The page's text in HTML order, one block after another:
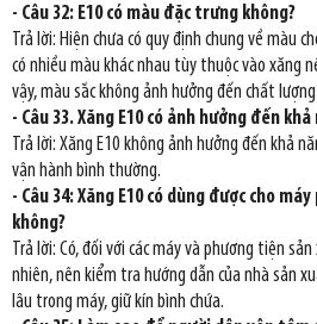
- Câu 32: E10 có màu đặc trưng không?
Trả lời: Hiện chưa có quy định chung về màu
có nhiều màu khác nhau tùy thuộc vào xăng
vậy, màu sắc không ảnh hưởng đến chất
- Câu 33. Xăng E10 có ảnh hưởng đến
Trả lời: Xăng E10 không ảnh hưởng đến khả
vận hành bình thường.
- Câu 34: Xăng E10 có dùng được cho
không?
Trả lời: Có, đối với các máy và phương tiện
nhiên, nên kiểm tra hướng dẫn của nhà sản
lâu trong máy, giữ kín bình chứa.